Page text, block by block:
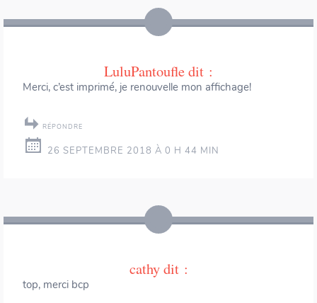
des
LuluPantoufledit :
Merci, c’est imprimé, je renouvelle mon affichage!
RÉPONDRE
26 SEPTEMBRE 2018 À 0 H 44 MIN
cathydit :
top, merci bcp